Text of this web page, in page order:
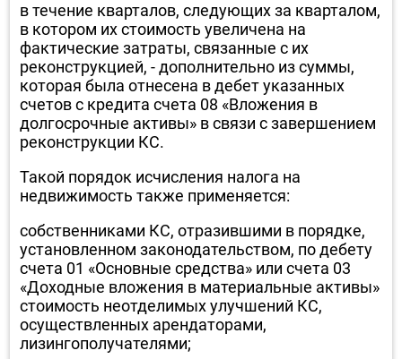
в течение кварталов, следующих за кварталом,
в котором их стоимость увеличена на
фактические затраты, связанные с их
реконструкцией, - дополнительно из суммы,
которая была отнесена в дебет указанных
счетов с кредита счета 08 «Вложения в
долгосрочные активы» в связи с завершением
реконструкции КС.
Такой порядок исчисления налога на
недвижимость также применяется:
собственниками КС, отразившими в порядке,
установленном законодательством, по дебету
счета 01 «Основные средства» или счета 03
«Доходные вложения в материальные активы»
стоимость неотделимых улучшений КС,
осуществленных арендаторами,
лизингополучателями;